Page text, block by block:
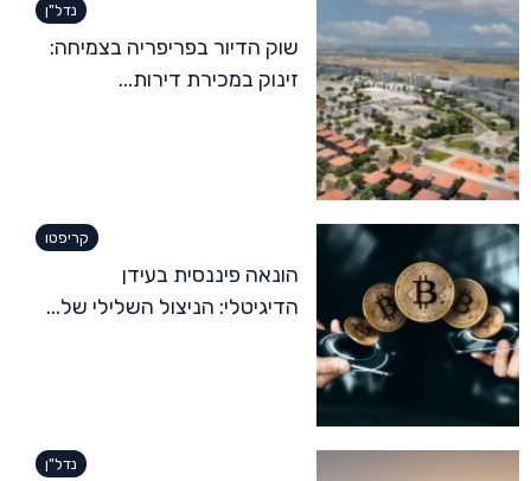
נדל"ן
שוק הדיור בפריפריה בצמיחה:
זינוק במכירת דירות...
קריפטו
הונאה פיננסית בעידן
הדיגיטלי: הניצול השלילי של...
נדל"ן